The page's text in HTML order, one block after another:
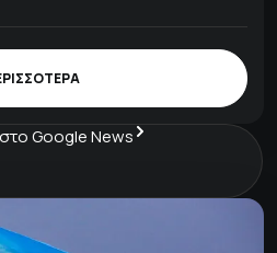
Google News